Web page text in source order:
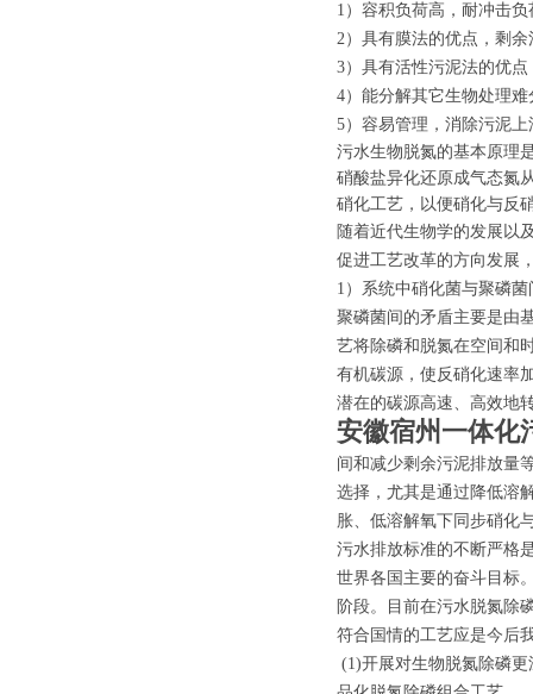
1）容积负荷高，耐冲击负
2）具有膜法的优点，剩余
3）具有活性污泥法的优
4）能分解其它生物处理难
5）容易管理，消除污泥
污水生物脱氮的基本原理
硝酸盐异化还原成气态氮
硝化工艺，以便硝化与反
随着近代生物学的发展以
促进工艺改革的方向发展
1）系统中硝化菌与聚磷
聚磷菌间的矛盾主要是由
艺将除磷和脱氮在空间和
有机碳源，使反硝化速率
潜在的碳源高速、高效地
安徽宿州一体化
间和减少剩余污泥排放量
选择，尤其是通过降低溶
胀、低溶解氧下同步硝化
污水排放标准的不断严格
世界各国主要的奋斗目标
阶段。目前在污水脱氮除
符合国情的工艺应是今后
(1)开展对生物脱氮除磷